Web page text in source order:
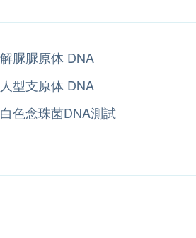
解脲脲原体 DNA
人型支原体 DNA
白色念珠菌DNA測試